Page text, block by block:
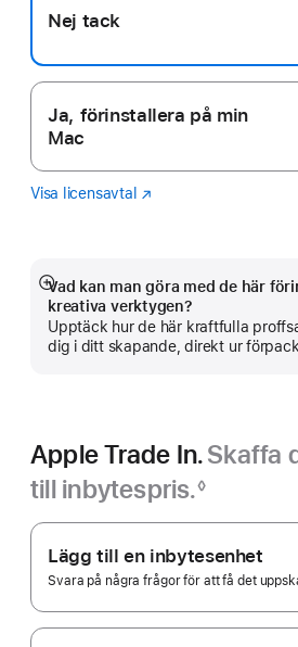
Nej tack
Ja, förinstallera på min
Mac
Visa licensavtal
Logic
(Öppnas
fönster)
Vad kan man göra med de här
kreativa verktygen?
Upptäck hur de här kraftfulla
dig i ditt skapande, direkt ur
Visa
mer
Apple Trade In.Skaffa
till inbytespris.◊
Apple
Trade In.
Lägg till en inbytesenhet
Svara på några frågor för att få det